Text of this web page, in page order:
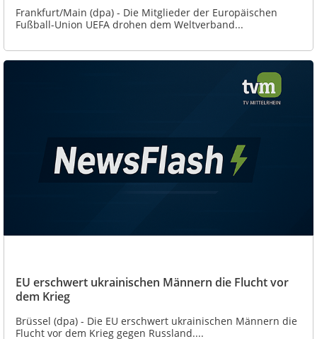
Frankfurt/Main (dpa) - Die Mitglieder der Europäischen
Fußball-Union UEFA drohen dem Weltverband...
EU erschwert ukrainischen Männern die Flucht vor
dem Krieg
Brüssel (dpa) - Die EU erschwert ukrainischen Männern die
Flucht vor dem Krieg gegen Russland....